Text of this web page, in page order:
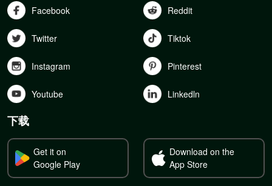
Facebook Reddit
Twitter Tiktok
Instagram Pinterest
Youtube Linkedln
下载
Get it on
Google Play
Download on the
App Store